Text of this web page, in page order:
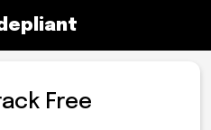
Free